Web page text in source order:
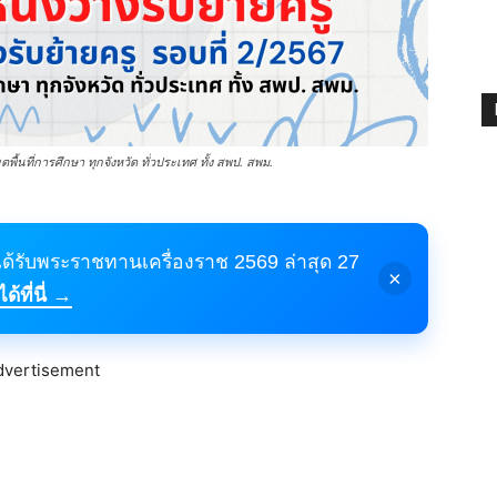
พื้นที่การศึกษา ทุกจังหวัด ทั่วประเทศ ทั้ง สพป. สพม.
รับพระราชทานเครื่องราช 2569 ล่าสุด 27
ด้ที่นี่ →
×